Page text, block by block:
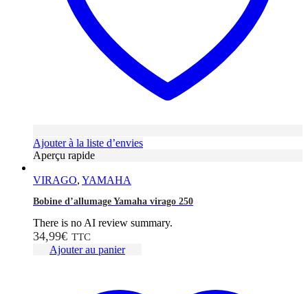
Ajouter à la liste d’envies
Aperçu rapide
VIRAGO, YAMAHA
Bobine d’allumage Yamaha virago 250
There is no AI review summary.
34,99€ TTC
Ajouter au panier